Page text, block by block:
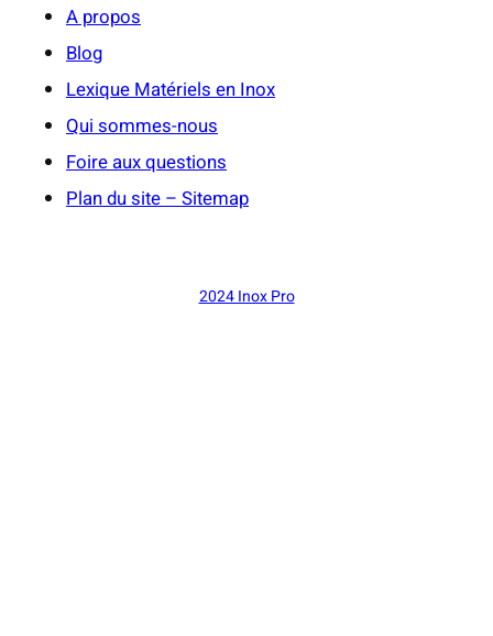
A propos
Blog
Lexique Matériels en Inox
Qui sommes-nous
Foire aux questions
Plan du site – Sitemap
2024 Inox Pro